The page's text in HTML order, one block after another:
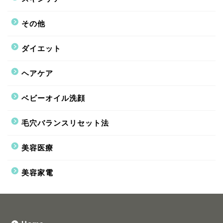
その他
ダイエット
ヘアケア
ベビーオイル洗顔
毛穴バランスリセット法
美容医療
美容家電